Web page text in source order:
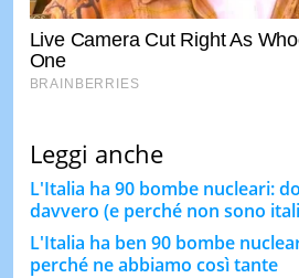
Leggi anche
L'Italia ha 90 bombe nucleari:
davvero (e perché non sono
L'Italia ha ben 90 bombe
perché ne abbiamo così tante